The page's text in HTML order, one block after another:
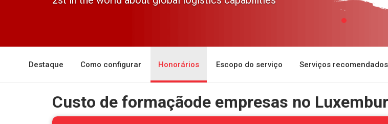
Destaque Como configurar Honorários Escopo do serviço Serviços recomendados
Custo de formaçãode empresas no